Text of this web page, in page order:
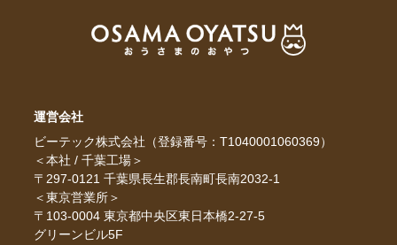
運営会社
ビーテック株式会社（登録番号：T1040001060369）
＜本社 / 千葉工場＞
〒297-0121 千葉県長生郡長南町長南2032-1
＜東京営業所＞
〒103-0004 東京都中央区東日本橋2-27-5
グリーンビル5F